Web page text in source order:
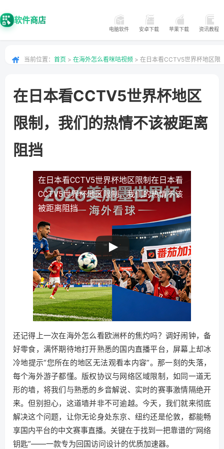
软件商店
电脑软件 安卓下载 苹果下载 资讯教程
当前位置： 首页 > 在海外怎么看咪咕视频 > 在日本看CCTV5世界杯地区限
在日本看CCTV5世界杯地区
限制，我们的热情不该被距离
阻挡
在日本看CCTV5世界杯地区限制 在日本看
CCTV5世界杯地区限制，我们的热情不该
被距离阻挡
还记得上一次在海外怎么看欧洲杯的焦灼吗？调好闹钟，备
好零食，满怀期待地打开熟悉的国内直播平台，屏幕上却冰
冷地提示“您所在的地区无法观看本内容”。那一刻的失落，
每个海外游子都懂。版权协议与网络区域限制，如同一道无
形的墙，将我们与熟悉的乡音解说、实时的赛事激情隔绝开
来。但别担心，这道墙并非不可逾越。今天，我们就来彻底
解决这个问题，让你无论身处东京、纽约还是伦敦，都能畅
享国内平台的中文赛事直播。关键在于找到一把靠谱的“网络
钥匙”——一款专为回国访问设计的优质加速器。